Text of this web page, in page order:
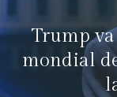
Trump
mondial